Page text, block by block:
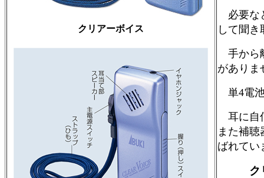
クリアーボイス
必要な
して聞
手から
がありま
単4電
耳に自
また補
ばれてい
ク